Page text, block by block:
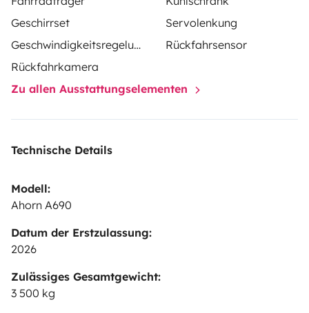
Geschirrset
Servolenkung
Geschwindigkeitsregelung
Rückfahrsensor
Rückfahrkamera
Zu allen Ausstattungselementen
Technische Details
Modell:
Ahorn A690
Datum der Erstzulassung:
2026
Zulässiges Gesamtgewicht:
3 500 kg